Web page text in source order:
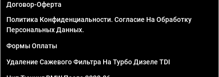
Договор-Оферта
Политика Конфиденциальности. Согласие На Обработку
Персональных Данных.
Формы Оплаты
Удаление Сажевого Фильтра На Турбо Дизеле TDI